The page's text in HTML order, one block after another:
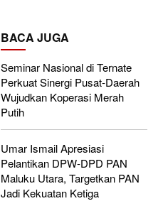
BACA JUGA
Seminar Nasional di Ternate
Perkuat Sinergi Pusat-Daerah
Wujudkan Koperasi Merah
Putih
Umar Ismail Apresiasi
Pelantikan DPW-DPD PAN
Maluku Utara, Targetkan PAN
Jadi Kekuatan Ketiga